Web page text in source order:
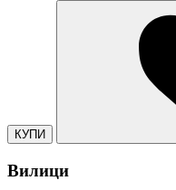
КУПИ
Вилици